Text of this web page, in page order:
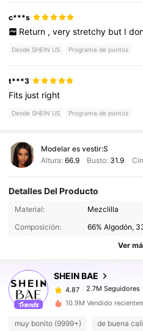
c***s
Return , very stretchy but I
Desde SHEIN US Programa de puntos
t***3
Fits just right
Desde SHEIN US Programa de puntos
Modelar es vestir:S
Altura: 66.9 Busto: 31.9
Detalles Del Producto
Material:
Mezclilla
Composición:
66% Algodón,
Ver
SHEIN BAE
2.7M Seguidores
4.87
2.7M Seguidores
a***9 pagóHace 5 horas
4.87
10.9M Vendido
muy bonito (9999+) de buena